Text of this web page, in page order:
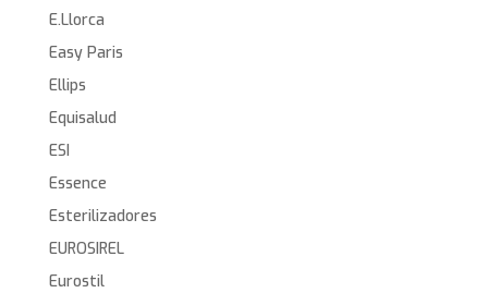
E.Llorca
Easy Paris
Ellips
Equisalud
ESI
Essence
Esterilizadores
EUROSIREL
Eurostil